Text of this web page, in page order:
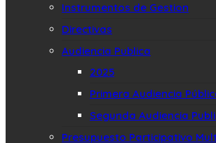
Instrumentos de Gestion
Directivas
Audiencia Publica
2025
Primera Audiencia
Segunda Audiencia
Presupuesto Participativo